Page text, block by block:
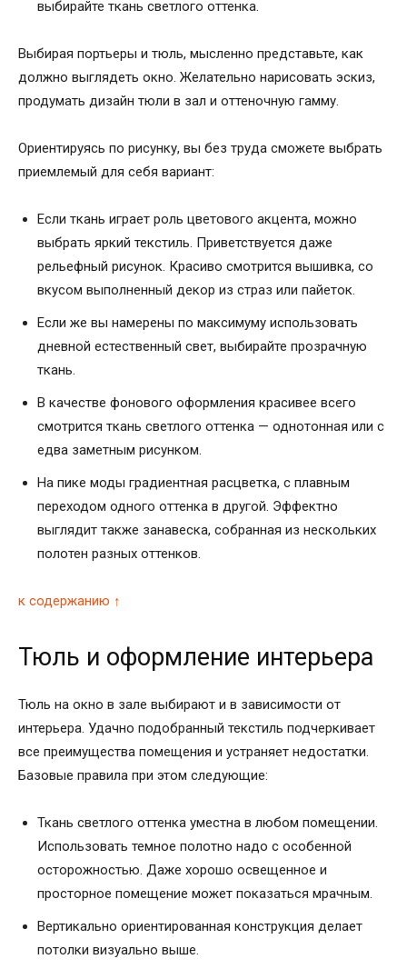
выбирайте ткань светлого оттенка.
Выбирая портьеры и тюль, мысленно представьте, как
должно выглядеть окно. Желательно нарисовать эскиз,
продумать дизайн тюли в зал и оттеночную гамму.
Ориентируясь по рисунку, вы без труда сможете выбрать
приемлемый для себя вариант:
Если ткань играет роль цветового акцента, можно
выбрать яркий текстиль. Приветствуется даже
рельефный рисунок. Красиво смотрится вышивка, со
вкусом выполненный декор из страз или пайеток.
Если же вы намерены по максимуму использовать
дневной естественный свет, выбирайте прозрачную
ткань.
В качестве фонового оформления красивее всего
смотрится ткань светлого оттенка — однотонная или с
едва заметным рисунком.
На пике моды градиентная расцветка, с плавным
переходом одного оттенка в другой. Эффектно
выглядит также занавеска, собранная из нескольких
полотен разных оттенков.
к содержанию ↑
Тюль и оформление интерьера
Тюль на окно в зале выбирают и в зависимости от
интерьера. Удачно подобранный текстиль подчеркивает
все преимущества помещения и устраняет недостатки.
Базовые правила при этом следующие:
Ткань светлого оттенка уместна в любом помещении.
Использовать темное полотно надо с особенной
осторожностью. Даже хорошо освещенное и
просторное помещение может показаться мрачным.
Вертикально ориентированная конструкция делает
потолки визуально выше.